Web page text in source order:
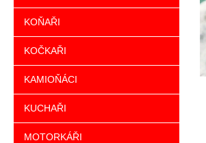
KOŇAŘI
KOČKAŘI
KAMIOŇÁCI
KUCHAŘI
MOTORKÁŘI